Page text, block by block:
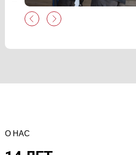
О НАС